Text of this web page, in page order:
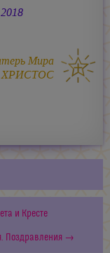
Мира
ХРИСТОС
и Кресте
Поздравления →